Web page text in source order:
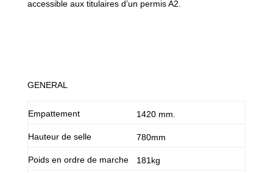
accessible aux titulaires d’un permis A2.
GENERAL
Empattement 1420 mm.
Hauteur de selle 780mm
Poids en ordre de marche 181kg